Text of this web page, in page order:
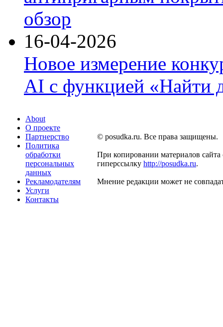
обзор
16-04-2026
Новое измерение
AI с функцией «Найти
About
О проекте
Партнерство
Политика
обработки
персональных
данных
Рекламодателям
Услуги
Контакты
© posudka.ru. Все права защищены.
При копировании материалов сайта
гиперссылку http://posudka.ru.
Мнение редакции может не